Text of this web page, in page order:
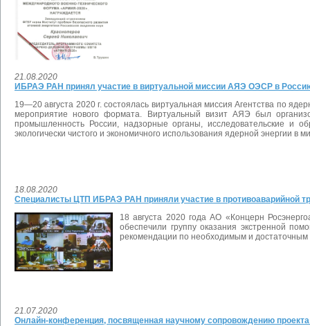
21.08.2020
ИБРАЭ РАН принял участие в виртуальной миссии АЯЭ ОЭСР в
19—20 августа 2020 г. состоялась виртуальная миссия Агентства по
мероприятие нового формата. Виртуальный визит АЯЭ был
промышленность России, надзорные органы, исследовательские и
экологически чистого и экономичного использования ядерной энергии
18.08.2020
Специалисты ЦТП ИБРАЭ РАН приняли участие в противоаварийной
18 августа 2020 года АО «Концерн
обеспечили группу оказания экстренной
рекомендации по необходимым и
21.07.2020
Онлайн-конференция, посвященная научному сопровождению